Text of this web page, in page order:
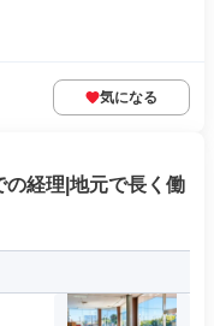
気になる
の経理|地元で長く働